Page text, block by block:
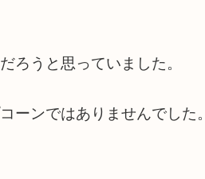
ろうと思っていました。
ーンではありませんでした。